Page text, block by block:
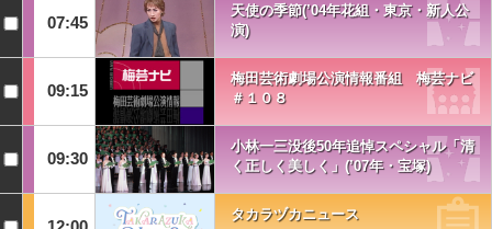
07:45
天使の季節(’04年花組・東京・新人公
演)
09:15
梅田芸術劇場公演情報番組 梅芸ナビ
＃１０８
09:30
小林一三没後50年追悼スペシャル「清
く正しく美しく」(’07年・宝塚)
タカラヅカニュース